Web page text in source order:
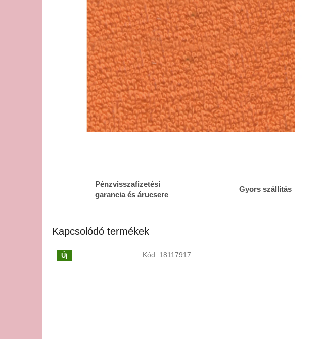
Pénzvisszafizetési
garancia és árucsere
Gyors szállítás
Kapcsolódó termékek
Új Kód: 18117917